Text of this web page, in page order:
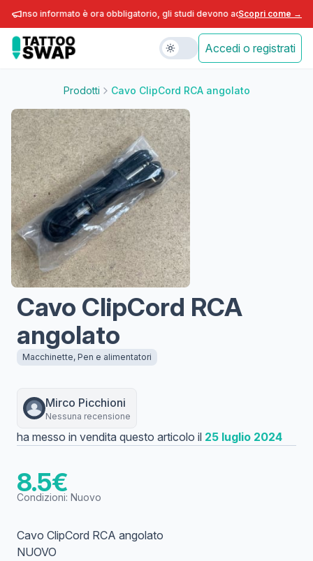
informato è ora obbligatorio, gli studi devono adeguarsi entro fine
Scopri come →
Accedi o registrati
Prodotti Cavo ClipCord RCA angolato
Cavo ClipCord RCA
angolato
Macchinette, Pen e alimentatori
Mirco Picchioni
Nessuna recensione
ha messo in vendita questo articolo il 25 luglio 2024
8.5€
Condizioni: Nuovo
Cavo ClipCord RCA angolato
NUOVO